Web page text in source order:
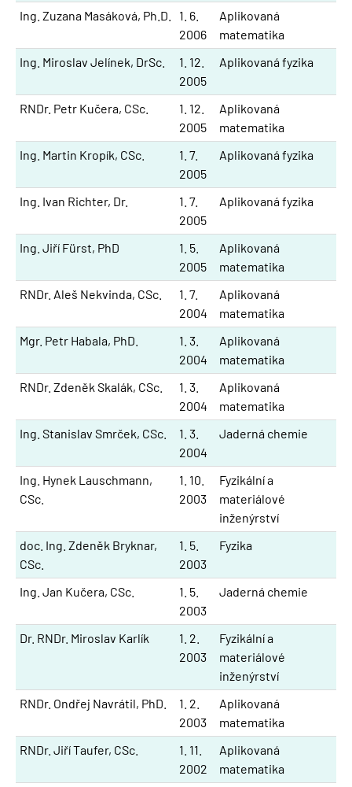
Ing. Zuzana Masáková, Ph.D.
1. 6.
2006
Aplikovaná
matematika
Ing. Miroslav Jelínek, DrSc.
1. 12.
2005
Aplikovaná fyzika
RNDr. Petr Kučera, CSc.
1. 12.
2005
Aplikovaná
matematika
Ing. Martin Kropík, CSc.
1. 7.
2005
Aplikovaná fyzika
Ing. Ivan Richter, Dr.
1. 7.
2005
Aplikovaná fyzika
Ing. Jiří Fürst, PhD
1. 5.
2005
Aplikovaná
matematika
RNDr. Aleš Nekvinda, CSc.
1. 7.
2004
Aplikovaná
matematika
Mgr. Petr Habala, PhD.
1. 3.
2004
Aplikovaná
matematika
RNDr. Zdeněk Skalák, CSc.
1. 3.
2004
Aplikovaná
matematika
Ing. Stanislav Smrček, CSc.
1. 3.
2004
Jaderná chemie
Ing. Hynek Lauschmann,
CSc.
1. 10.
2003
Fyzikální a
materiálové
inženýrství
doc. Ing. Zdeněk Bryknar,
CSc.
1. 5.
2003
Fyzika
Ing. Jan Kučera, CSc.
1. 5.
2003
Jaderná chemie
Dr. RNDr. Miroslav Karlík
1. 2.
2003
Fyzikální a
materiálové
inženýrství
RNDr. Ondřej Navrátil, PhD.
1. 2.
2003
Aplikovaná
matematika
RNDr. Jiří Taufer, CSc.
1. 11.
2002
Aplikovaná
matematika